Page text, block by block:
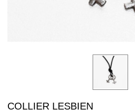
COLLIER LESBIEN